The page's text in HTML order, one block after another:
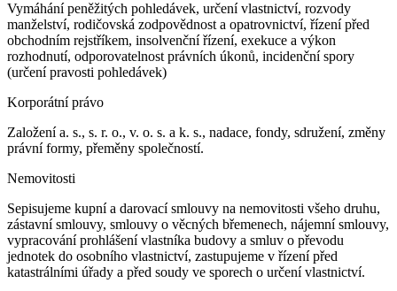
Vymáhání peněžitých pohledávek, určení vlastnictví, rozvody
manželství, rodičovská zodpovědnost a opatrovnictví, řízení před
obchodním rejstříkem, insolvenční řízení, exekuce a výkon
rozhodnutí, odporovatelnost právních úkonů, incidenční spory
(určení pravosti pohledávek)
Korporátní právo
Založení a. s., s. r. o., v. o. s. a k. s., nadace, fondy, sdružení, změny
právní formy, přeměny společností.
Nemovitosti
Sepisujeme kupní a darovací smlouvy na nemovitosti všeho druhu,
zástavní smlouvy, smlouvy o věcných břemenech, nájemní smlouvy,
vypracování prohlášení vlastníka budovy a smluv o převodu
jednotek do osobního vlastnictví, zastupujeme v řízení před
katastrálními úřady a před soudy ve sporech o určení vlastnictví.